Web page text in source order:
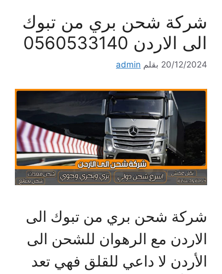
شركة شحن بري من تبوك
الى الاردن 0560533140
20/12/2024 بقلم admin
شركة شحن بري من تبوك الى
الاردن مع الرهوان للشحن الى
الأردن لا داعي للقلق فهي تعد